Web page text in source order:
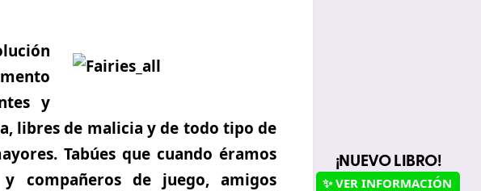
y
libres de malicia y de todo tipo de
Tabúes que cuando éramos
compañeros de juego, amigos
¡NUEVO LIBRO!
✨ VER INFORMACIÓN